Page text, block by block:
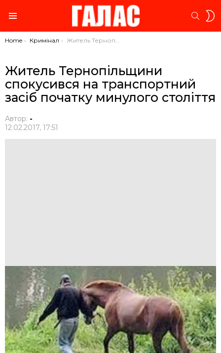
You are here:
Home Кримінал Житель Тернопільщини спокусився на транспортний засіб початку минулого століття
Житель Тернопільщини
спокусився на транспортний
засіб початку минулого століття
Автор: -
12.02.2017, 17:51